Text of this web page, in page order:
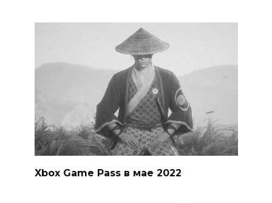
Xbox Game Pass в мае 2022